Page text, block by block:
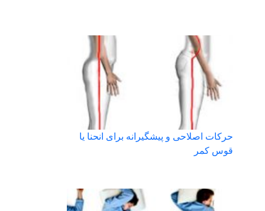
حرکات اصلاحی و پیشگیرانه برای انحنا یا
قوس کمر